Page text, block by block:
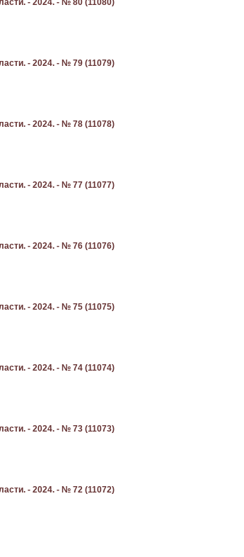
- 2024. - № 80 (11080)
- 2024. - № 79 (11079)
- 2024. - № 78 (11078)
- 2024. - № 77 (11077)
- 2024. - № 76 (11076)
- 2024. - № 75 (11075)
- 2024. - № 74 (11074)
- 2024. - № 73 (11073)
- 2024. - № 72 (11072)